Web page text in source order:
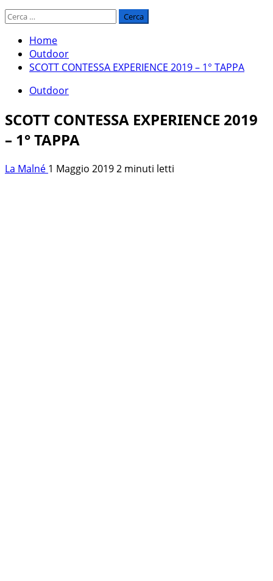
Ricerca
Home
Outdoor
SCOTT CONTESSA EXPERIENCE 2019 – 1° TAPPA
Outdoor
SCOTT CONTESSA EXPERIENCE 2019
– 1° TAPPA
La Malné 1 Maggio 20192 minuti letti